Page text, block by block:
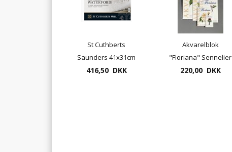
St Cuthberts
Saunders 41x31cm
Waterford 20blade
416,50 DKK
Akvarelblok
"Floriana" Sennelier
300gram 30x40cm
220,00 DKK